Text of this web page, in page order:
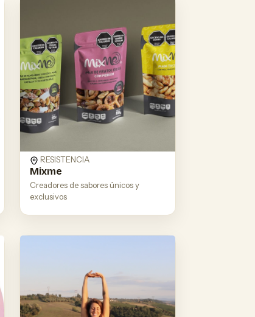
RESISTENCIA
Mixme
Creadores de sabores únicos y
exclusivos